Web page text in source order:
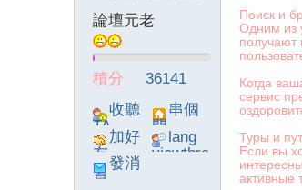
論壇元老
積分
36141
收聽
TA
串個
門
加好
友
lang
viewthre
發消
息
Поиск и
Одним из
получают
Когда
сервис
Туры и
Если вы
активные